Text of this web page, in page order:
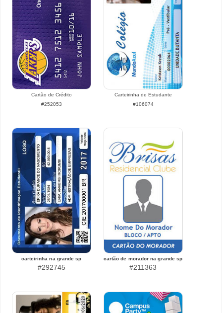
Cartão de Crédito
#252053
Carteirinha de Estudante
#106074
carteirinha na grande sp
#292745
cartão de morador na grande sp
#211363